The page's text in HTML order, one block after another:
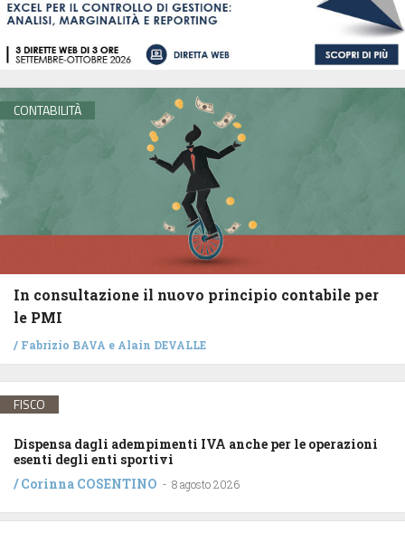
CONTABILITÀ
In consultazione il nuovo principio contabile per
le PMI
/ Fabrizio BAVA e Alain DEVALLE
FISCO
Dispensa dagli adempimenti IVA anche per le operazioni
esenti degli enti sportivi
/Corinna COSENTINO - 8 agosto 2026